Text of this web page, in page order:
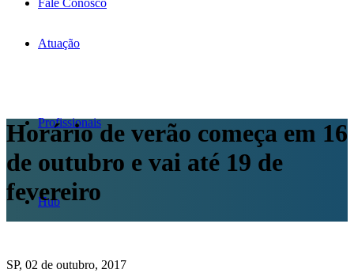
Atuação
Profissionais
Hub
Fale Conosco
Horário de verão começa em 16
de outubro e vai até 19 de
fevereiro
SP, 02 de outubro, 2017